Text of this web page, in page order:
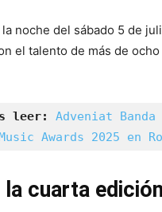
noche del sábado 5 de
el talento de más de
leer:
Adveniat
Awards 2025 en
cuarta